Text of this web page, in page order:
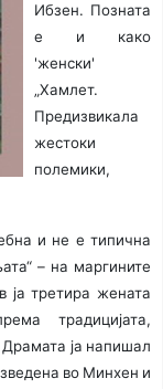
Ибзен. Позната
е и како
'женски'
„Хамлет.
Предизвикала
жестоки
полемики,
и не е типична
– на маргините
ја третира жената
традицијата,
Драмата ја напишал
во Минхен и